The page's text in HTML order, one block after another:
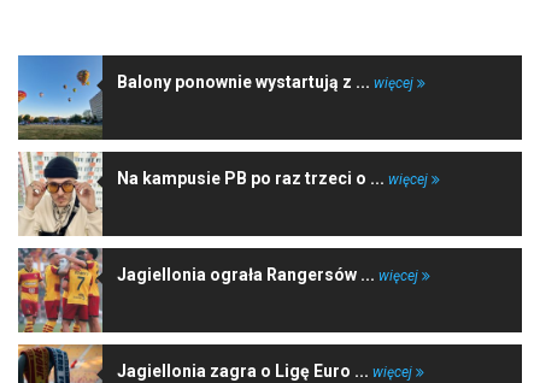
Balony ponownie wystartują z ... więcej
Na kampusie PB po raz trzeci o ... więcej
Jagiellonia ograła Rangersów ... więcej
Jagiellonia zagra o Ligę Euro ... więcej